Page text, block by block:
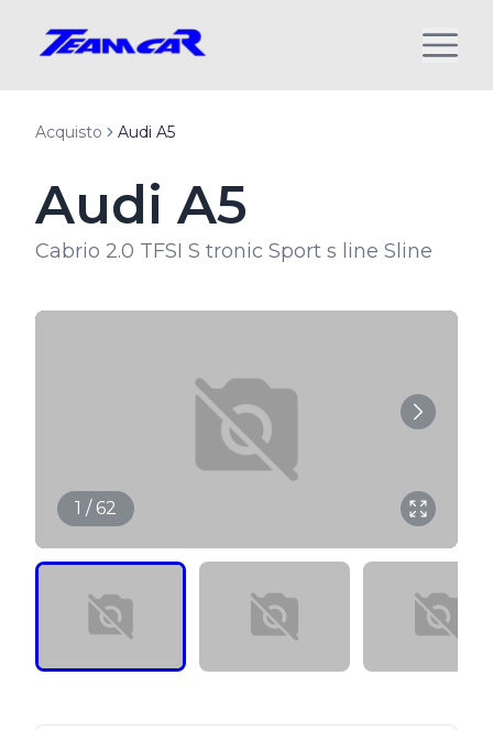
Acquisto Audi A5
Audi A5
Cabrio 2.0 TFSI S tronic Sport s line Sline
1 / 62